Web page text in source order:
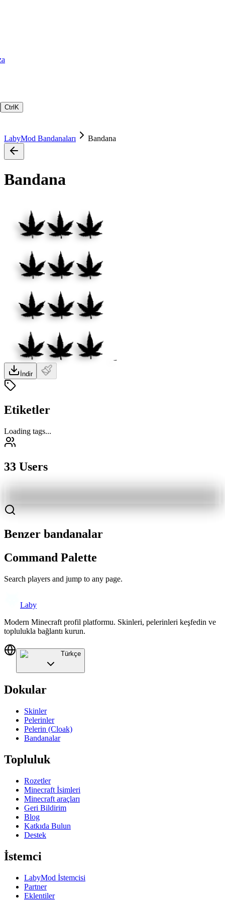
Ctrl K
LabyMod Bandanaları Bandana
Bandana
İndir
Etiketler
Loading tags...
33 Users
Benzer bandanalar
Command Palette
Search players and jump to any page.
Laby
Modern Minecraft profil platformu. Skinleri, pelerinleri keşfedin ve
toplulukla bağlantı kurun.
Türkçe
Dokular
Skinler
Pelerinler
Pelerin (Cloak)
Bandanalar
Topluluk
Rozetler
Minecraft İsimleri
Minecraft araçları
Geri Bildirim
Blog
Katkıda Bulun
Destek
İstemci
LabyMod İstemcisi
Partner
Eklentiler